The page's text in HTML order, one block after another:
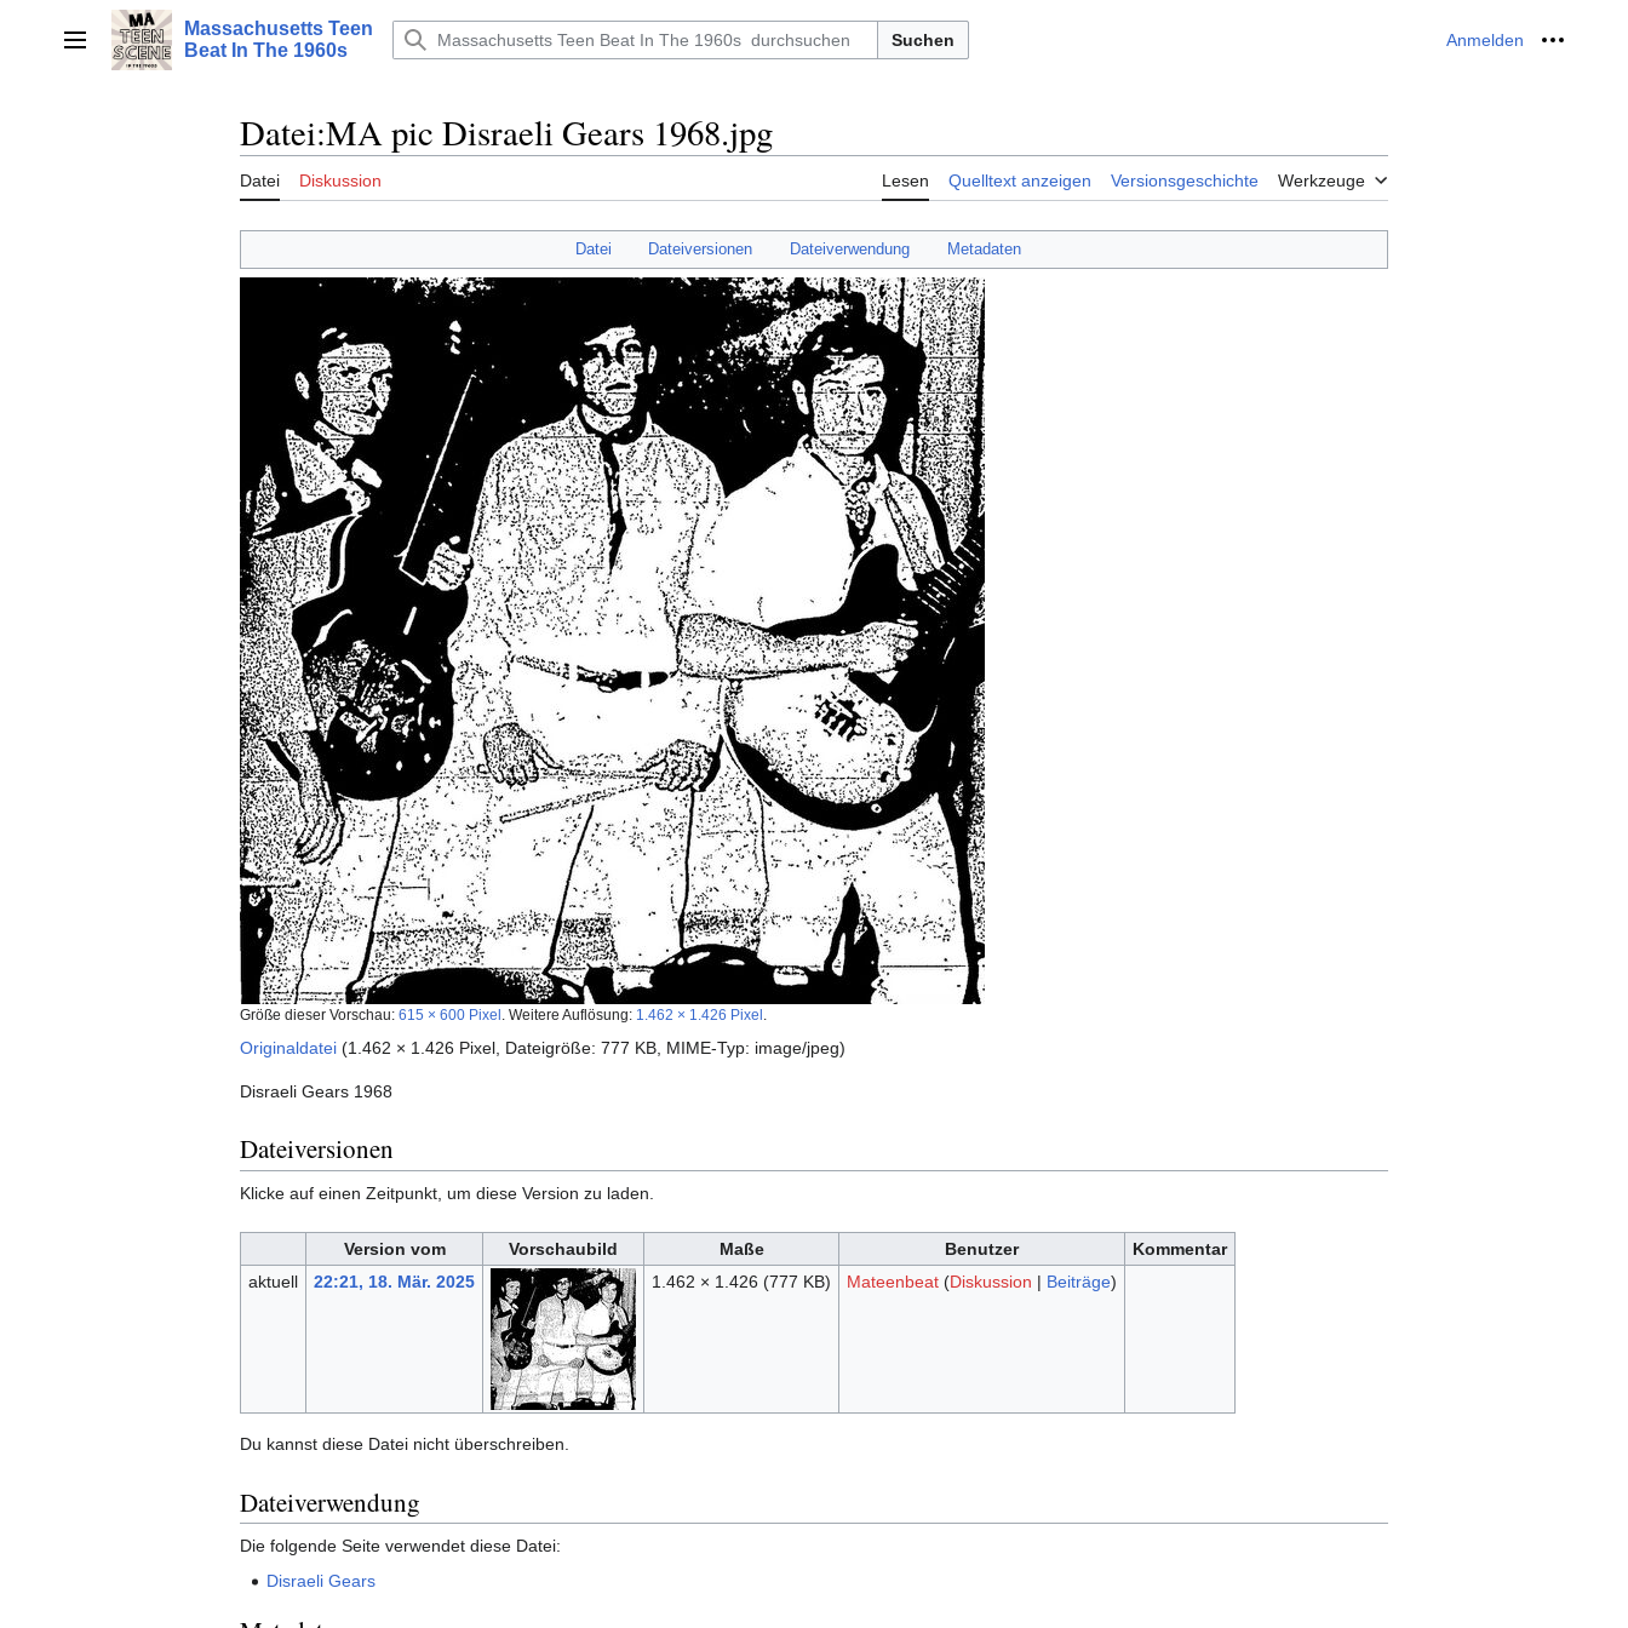
springenHauptmenü
Massachusetts Teen
Beat In The 1960s
Suchen Anmelden Meine
Datei:MA pic Disraeli Gears 1968.jpg
Datei Diskussion Lesen Quelltext anzeigen Versionsgeschichte Werkzeuge
Datei Dateiversionen Dateiverwendung Metadaten
Größe dieser Vorschau: 615 × 600 Pixel Weitere Auflösung: 1.462 × 1.426 Pixel
Originaldatei (1.462 × 1.426 Pixel, Dateigröße: 777 KB, MIME-Typ: image/jpeg)
Disraeli Gears 1968
Dateiversionen
Klicke auf einen Zeitpunkt, um diese Version zu laden.
Version vom Vorschaubild Maße Benutzer
Kommentar
aktuell
22:21, 18. Mär. 2025 1.462 × 1.426 (777 KB) Mateenbeat (Diskussion | Beiträge)
Du kannst diese Datei nicht überschreiben.
Dateiverwendung
Die folgende Seite verwendet diese Datei:
Disraeli Gears